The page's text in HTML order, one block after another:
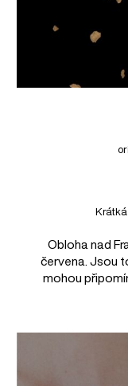
Obloha nad
červena. Jsou
mohou